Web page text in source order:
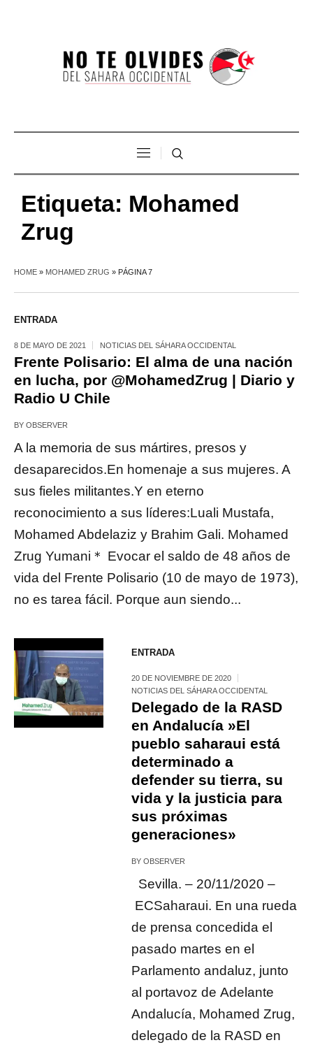
Etiqueta: Mohamed
Zrug
HOME » MOHAMED ZRUG » PÁGINA 7
ENTRADA
8 DE MAYO DE 2021 NOTICIAS DEL SÁHARA OCCIDENTAL
Frente Polisario: El alma de una nación
en lucha, por @MohamedZrug | Diario y
Radio U Chile
BY OBSERVER
A la memoria de sus mártires, presos y
desaparecidos.En homenaje a sus mujeres. A
sus fieles militantes.Y en eterno
reconocimiento a sus líderes:Luali Mustafa,
Mohamed Abdelaziz y Brahim Gali. Mohamed
Zrug Yumani＊ Evocar el saldo de 48 años de
vida del Frente Polisario (10 de mayo de 1973),
no es tarea fácil. Porque aun siendo...
ENTRADA
20 DE NOVIEMBRE DE 2020
NOTICIAS DEL SÁHARA OCCIDENTAL
Delegado de la RASD
en Andalucía »El
pueblo saharaui está
determinado a
defender su tierra, su
vida y la justicia para
sus próximas
generaciones»
BYOBSERVER
Sevilla. – 20/11/2020 –
ECSaharaui. En una rueda
de prensa concedida el
pasado martes en el
Parlamento andaluz, junto
al portavoz de Adelante
Andalucía, Mohamed Zrug,
delegado de la RASD en